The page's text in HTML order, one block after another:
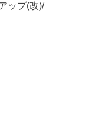
ップ(改)/